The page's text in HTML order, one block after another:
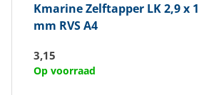
KmarineZelftapper LK 2,9 x
mm RVS A4
3,15
Op voorraad